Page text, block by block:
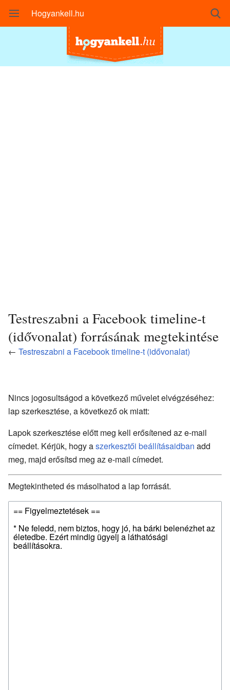
Hogyankell.hu
Testreszabni a Facebook timeline-t
(idővonalat) forrásának megtekintése
← Testreszabni a Facebook timeline-t (idővonalat)
Nincs jogosultságod a következő művelet elvégzéséhez:
lap szerkesztése, a következő ok miatt:
Lapok szerkesztése előtt meg kell erősítened az e-mail
címedet. Kérjük, hogy aszerkesztői beállításaidban add
meg, majd erősítsd meg az e-mail címedet.
Megtekintheted és másolhatod a lap forrását.